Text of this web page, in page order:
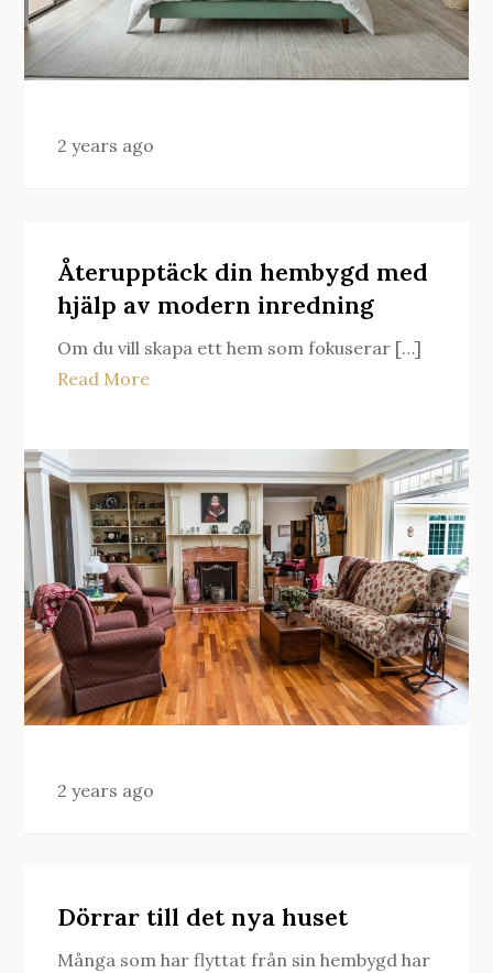
2 years ago
Återupptäck din hembygd med
hjälp av modern inredning
Om du vill skapa ett hem som fokuserar […]
Read More
2 years ago
Dörrar till det nya huset
Många som har flyttat från sin hembygd har